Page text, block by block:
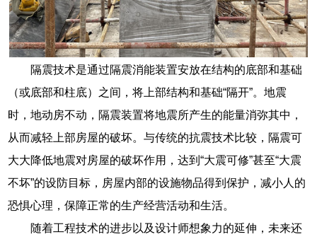
隔震技术是通过隔震消能装置安放在结构的底部和基础
（或底部和柱底）之间，将上部结构和基础“隔开”。地震
时，地动房不动，隔震装置将地震所产生的能量消弥其中，
从而减轻上部房屋的破坏。与传统的抗震技术比较，隔震可
大大降低地震对房屋的破坏作用，达到“大震可修”甚至“大震
不坏”的设防目标，房屋内部的设施物品得到保护，减小人的
恐惧心理，保障正常的生产经营活动和生活。
随着工程技术的进步以及设计师想象力的延伸，未来还